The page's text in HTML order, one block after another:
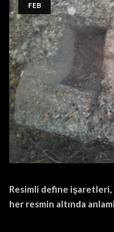
FEB
Resimli define
her resmin altında